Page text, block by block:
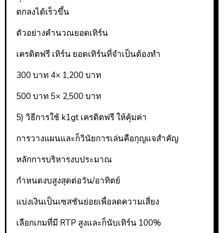
ตกลงได้เร็วขึ้น
ตัวอย่างคำนวณยอดเทิร์น
เครดิตฟรี เทิร์น ยอดเทิร์นที่จำเป็นต้องทำ
300 บาท 4× 1,200 บาท
500 บาท 5× 2,500 บาท
5) วิธีการใช้ k1gt เครดิตฟรี ให้คุ้มค่า
การวางแผนและก็วินัยการเล่นคือกุญแจสำคัญ
หลักการบริหารงบประมาณ
กำหนดงบสูงสุดต่อวัน/อาทิตย์
แบ่งเงินเป็นเซสชันย่อยเพื่อลดความเสี่ยง
เลือกเกมที่มี RTP สูงและก็นับเทิร์น 100%